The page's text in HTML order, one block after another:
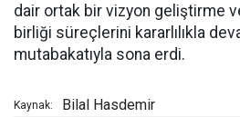
dair ortak bir vizyon geliştirme
birliği süreçlerini kararlılıkla
mutabakatıyla sona erdi.
Kaynak: Bilal Hasdemir